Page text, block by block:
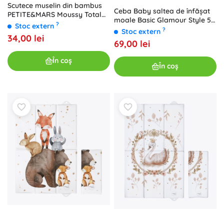
Scutece muselin din bambus
PETITE&MARS Moussy Total
White 68 × 68 cm (3 buc)
Stoc extern ?
34,00 lei
În coș
Ceba Baby saltea de înfășat
moale Basic Glamour Style 50
× 70 cm
Stoc extern ?
69,00 lei
În coș